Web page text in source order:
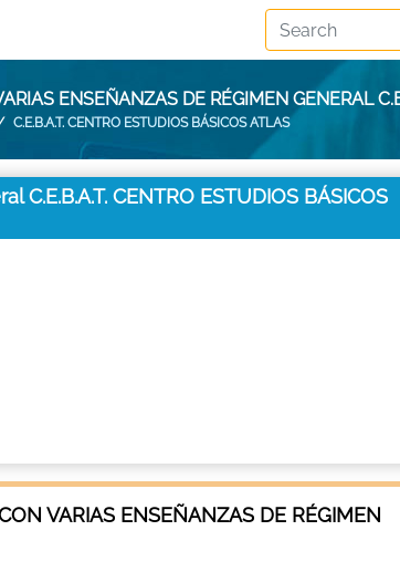
ENSEÑANZAS DE RÉGIMEN GENERAL
C.E.B.A.T. CENTRO ESTUDIOS BÁSICOS ATLAS
CENTRO ESTUDIOS BÁSICOS
VARIAS ENSEÑANZAS DE RÉGIMEN